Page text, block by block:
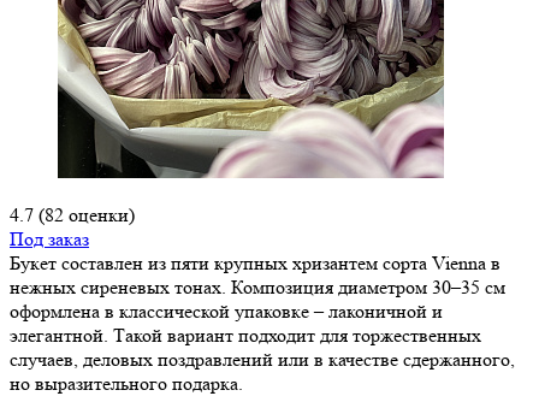
4.7 (82 оценки)
Под заказ
Букет составлен из пяти крупных хризантем сорта Vienna в
нежных сиреневых тонах. Композиция диаметром 30–35 см
оформлена в классической упаковке – лаконичной и
элегантной. Такой вариант подходит для торжественных
случаев, деловых поздравлений или в качестве сдержанного,
но выразительного подарка.